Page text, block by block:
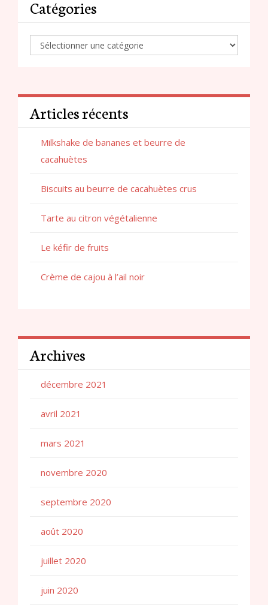
Catégories
Articles récents
Milkshake de bananes et beurre de
cacahuètes
Biscuits au beurre de cacahuètes crus
Tarte au citron végétalienne
Le kéfir de fruits
Crème de cajou à l’ail noir
Archives
décembre 2021
avril 2021
mars 2021
novembre 2020
septembre 2020
août 2020
juillet 2020
juin 2020